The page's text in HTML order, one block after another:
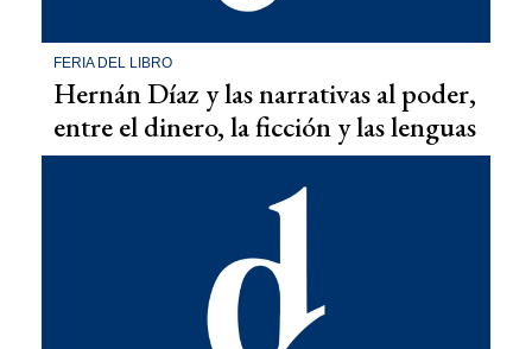
FERIA DEL LIBRO
Hernán Díaz y las narrativas al poder,
entre el dinero, la ficción y las lenguas